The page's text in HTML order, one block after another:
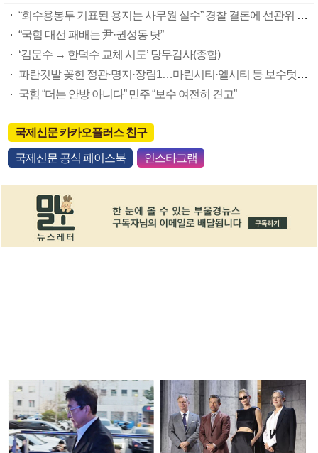
“회수용봉투 기표된 용지는 사무원 실수” 경찰 결론에 선관위 부실 투표관리 도마(종합)
“국힘 대선 패배는 尹·권성동 탓”
‘김문수 → 한덕수 교체 시도’ 당무감사(종합)
파란깃발 꽂힌 정관·명지·장림1…마린시티·엘시티 등 보수텃밭도 미세변화 감지
국힘 “더는 안방 아니다” 민주 “보수 여전히 견고”
국제신문 카카오플러스 친구
국제신문 공식 페이스북 인스타그램